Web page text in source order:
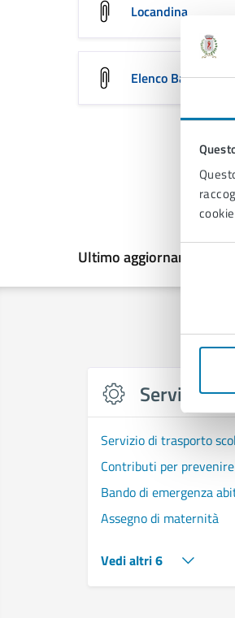
Selezione
consenso
Locandina
Elenco Badanti X
Ultimo aggiornamento:
Servizi
Servizio di trasporto
Contributi per
Bando di emergenza
Assegno di maternità
Vedi altri 6